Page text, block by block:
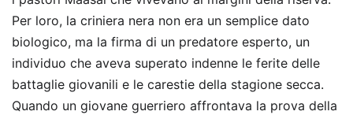
Per loro, la criniera nera non era un semplice dato
biologico, ma la firma di un predatore esperto, un
individuo che aveva superato indenne le ferite delle
battaglie giovanili e le carestie della stagione secca.
Quando un giovane guerriero affrontava la prova della